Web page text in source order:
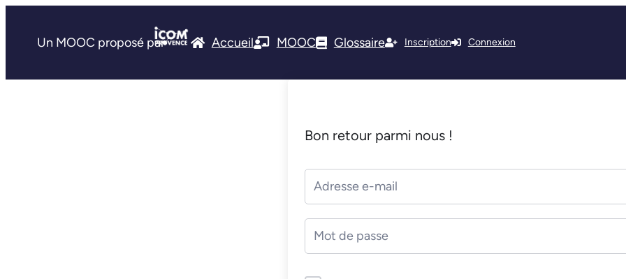
Un MOOC proposé par Accueil MOOC Glossaire Inscription Connexion
Bon retour parmi nous !